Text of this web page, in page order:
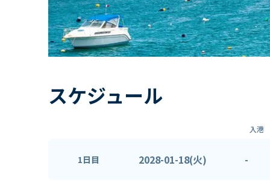
スケジュール
入港
1日目 2028-01-18(火) -